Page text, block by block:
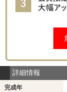
詳細情報
完成年